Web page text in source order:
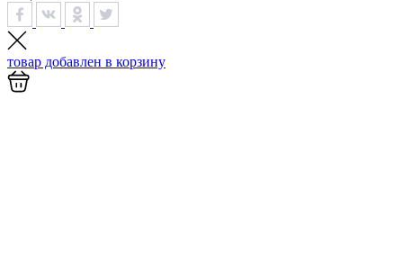
товар добавлен в корзину